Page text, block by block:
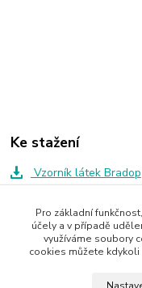
Ke stažení
Vzorník látek Bradop
Zboží zařazeno v
Pro základní
účely a v případě
využíváme soubory
cookies můžete